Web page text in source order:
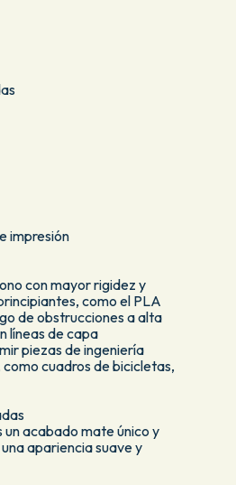
impresión
con mayor rigidez y
como el PLA
de obstrucciones a alta
líneas de capa
piezas de ingeniería
cuadros de bicicletas,
acabado mate único y
apariencia suave y